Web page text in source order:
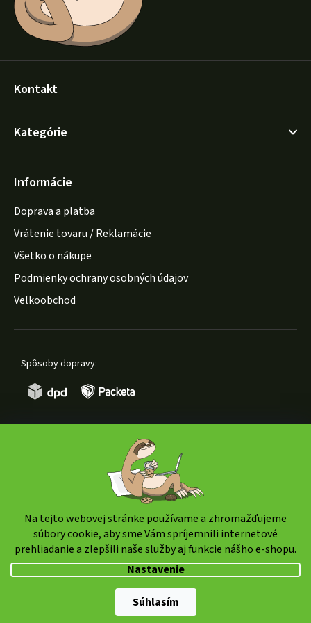
Na tejto webovej stránke používame a zhromažďujeme
súbory cookie, aby sme Vám spríjemnili internetové
prehliadanie a zlepšili naše služby aj funkcie nášho e-shopu.
Nastavenie
Súhlasím
Kontakt
Kategórie
Informácie
Doprava a platba
Vrátenie tovaru / Reklamácie
Všetko o nákupe
Podmienky ochrany osobných údajov
Velkoobchod
Spôsoby dopravy:
Shoptet Premium |
Copyright 2026weedshop.sk. Všetky práva vyhradené.
Upraviť nastavenie cookies